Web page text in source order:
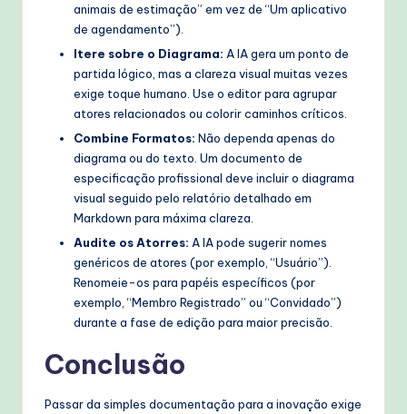
animais de estimação” em vez de “Um aplicativo
de agendamento”).
Itere sobre o Diagrama: A IA gera um ponto de
partida lógico, mas a clareza visual muitas vezes
exige toque humano. Use o editor para agrupar
atores relacionados ou colorir caminhos críticos.
Combine Formatos: Não dependa apenas do
diagrama ou do texto. Um documento de
especificação profissional deve incluir o diagrama
visual seguido pelo relatório detalhado em
Markdown para máxima clareza.
Audite os Atorres: A IA pode sugerir nomes
genéricos de atores (por exemplo, “Usuário”).
Renomeie-os para papéis específicos (por
exemplo, “Membro Registrado” ou “Convidado”)
durante a fase de edição para maior precisão.
Conclusão
Passar da simples documentação para a inovação exige